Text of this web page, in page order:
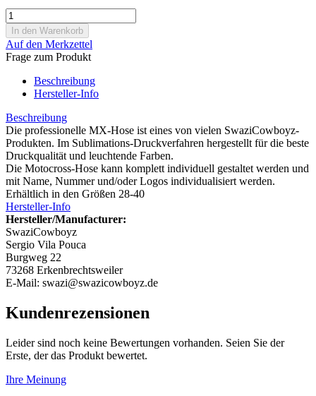
Auf den Merkzettel
Frage zum Produkt
Beschreibung
Hersteller-Info
Beschreibung
Die professionelle MX-Hose ist eines von vielen SwaziCowboyz-
Produkten. Im Sublimations-Druckverfahren hergestellt für die beste
Druckqualität und leuchtende Farben.
Die Motocross-Hose kann komplett individuell gestaltet werden und
mit Name, Nummer und/oder Logos individualisiert werden.
Erhältlich in den Größen 28-40
Hersteller-Info
Hersteller/Manufacturer:
SwaziCowboyz
Sergio Vila Pouca
Burgweg 22
73268 Erkenbrechtsweiler
E-Mail: swazi@swazicowboyz.de
Kundenrezensionen
Leider sind noch keine Bewertungen vorhanden. Seien Sie der
Erste, der das Produkt bewertet.
Ihre Meinung